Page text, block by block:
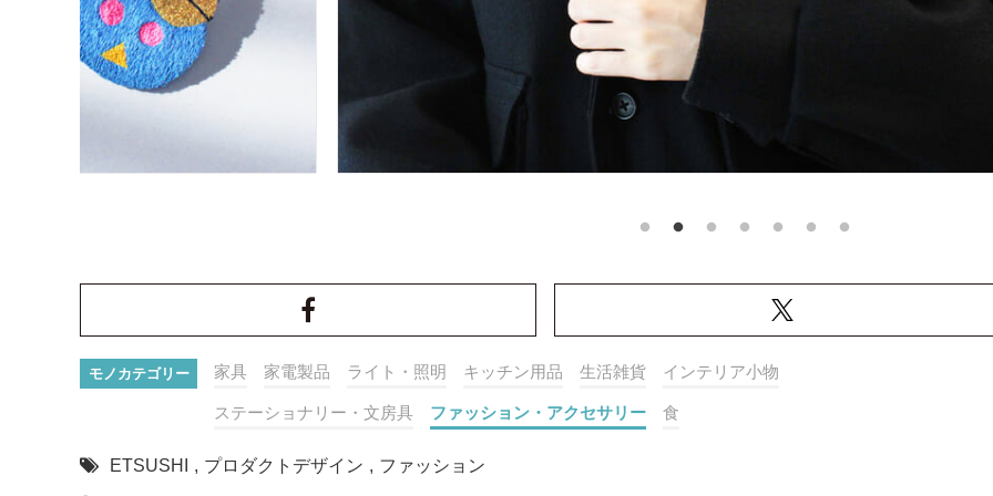
モノカテゴリー 家具 家電製品 ライト・照明 キッチン用品 生活雑貨 インテリア小物
ステーショナリー・文房具 ファッション・アクセサリー 食
ETSUSHI , プロダクトデザイン , ファッション